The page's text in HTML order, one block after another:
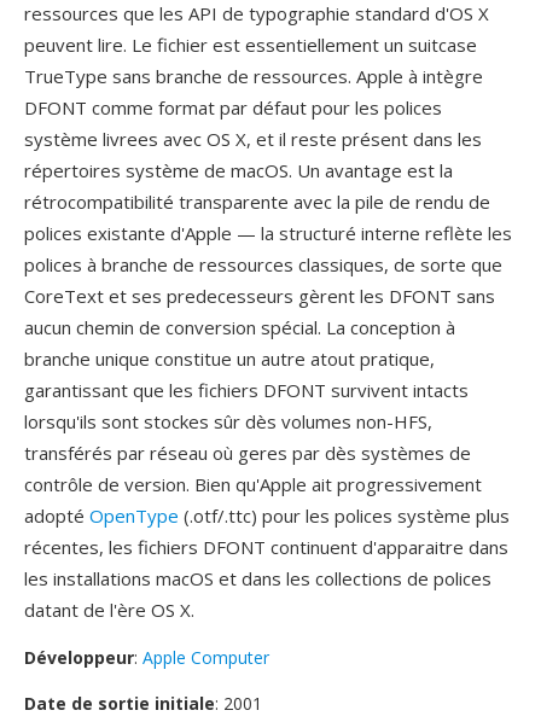
ressources que les API de typographie standard d'OS X
peuvent lire. Le fichier est essentiellement un suitcase
TrueType sans branche de ressources. Apple à intègre
DFONT comme format par défaut pour les polices
système livrees avec OS X, et il reste présent dans les
répertoires système de macOS. Un avantage est la
rétrocompatibilité transparente avec la pile de rendu de
polices existante d'Apple — la structuré interne reflète les
polices à branche de ressources classiques, de sorte que
CoreText et ses predecesseurs gèrent les DFONT sans
aucun chemin de conversion spécial. La conception à
branche unique constitue un autre atout pratique,
garantissant que les fichiers DFONT survivent intacts
lorsqu'ils sont stockes sûr dès volumes non-HFS,
transférés par réseau où geres par dès systèmes de
contrôle de version. Bien qu'Apple ait progressivement
adopté OpenType (.otf/.ttc) pour les polices système plus
récentes, les fichiers DFONT continuent d'apparaitre dans
les installations macOS et dans les collections de polices
datant de l'ère OS X.
Développeur: Apple Computer
Date de sortie initiale: 2001